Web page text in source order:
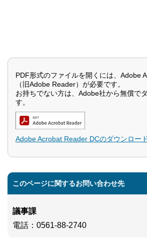
PDF形式のファイルを開くには、Adobe
（旧Adobe Reader）が必要です。
お持ちでない方は、Adobe社から無償で
す。
Adobe Acrobat Reader DCのダウンロー
このページに関するお問い合わせ先
議事課
電話 ：0561-88-2740